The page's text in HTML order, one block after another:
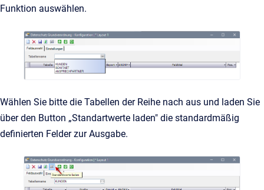
Funktion auswählen.
Wählen Sie bitte die Tabellen der Reihe nach aus und laden Sie
über den Button „Standartwerte laden" die standardmäßig
definierten Felder zur Ausgabe.